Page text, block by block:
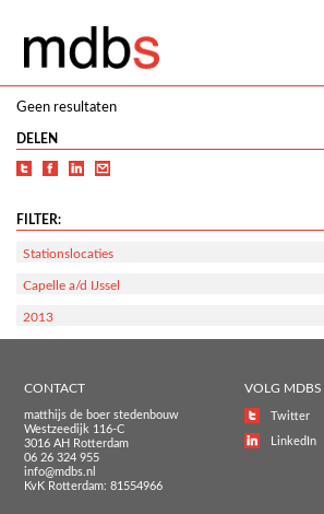
Geen resultaten
DELEN
FILTER:
Stationslocaties
Capelle a/d IJssel
2013
CONTACT
matthijs de boer stedenbouw
Westzeedijk 116-C
3016 AH Rotterdam
06 26 324 955
info@mdbs.nl
KvK Rotterdam: 81554966
VOLG MDBS
Twitter
LinkedIn